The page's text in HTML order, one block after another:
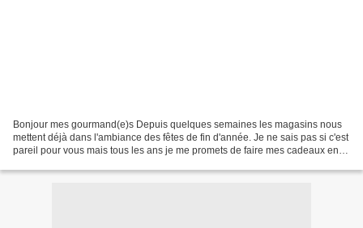
Bonjour mes gourmand(e)s Depuis quelques semaines les magasins nous
mettent déjà dans l'ambiance des fêtes de fin d'année. Je ne sais pas si c'est
pareil pour vous mais tous les ans je me promets de faire mes cadeaux en